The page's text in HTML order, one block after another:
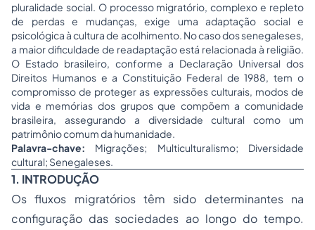
pluralidade social. O processo migratório, complexo e repleto
de perdas e mudanças, exige uma adaptação social e
psicológica à cultura de acolhimento. No caso dos senegaleses,
a maior dificuldade de readaptação está relacionada à religião.
O Estado brasileiro, conforme a Declaração Universal dos
Direitos Humanos e a Constituição Federal de 1988, tem o
compromisso de proteger as expressões culturais, modos de
vida e memórias dos grupos que compõem a comunidade
brasileira, assegurando a diversidade cultural como um
patrimônio comum da humanidade.
Palavra-chave: Migrações; Multiculturalismo; Diversidade
cultural; Senegaleses.
1. INTRODUÇÃO
Os fluxos migratórios têm sido determinantes na
configuração das sociedades ao longo do tempo.